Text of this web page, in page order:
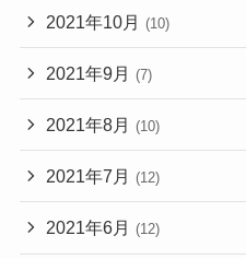
2021年10月 (10)
2021年9月 (7)
2021年8月 (10)
2021年7月 (12)
2021年6月 (12)